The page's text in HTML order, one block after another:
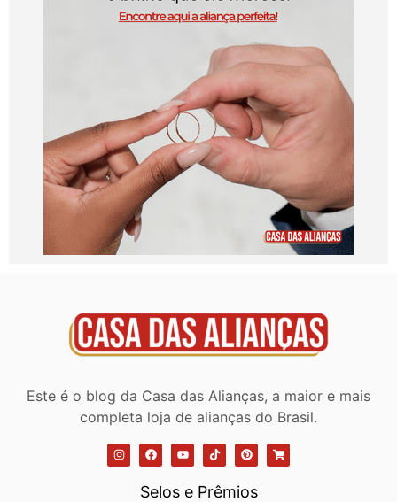
Este é o blog da Casa das Alianças, a maior e mais
completa loja de alianças do Brasil.
Selos e Prêmios